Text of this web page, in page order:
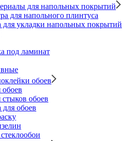
для напольных покрытий
для напольного плинтуса
для укладки напольных покрытий
под ламинат
обоев
обоев
для обоев